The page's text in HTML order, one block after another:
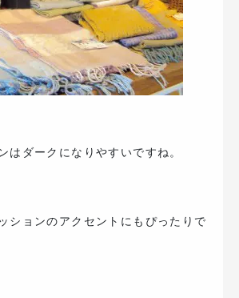
はダークになりやすいですね。
ションのアクセントにもぴったりで